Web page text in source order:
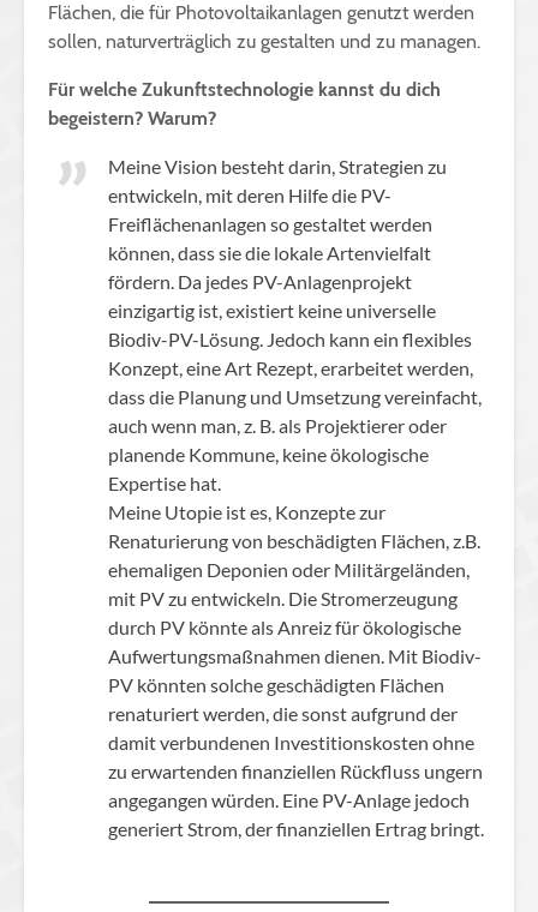
Flächen, die für Photovoltaikanlagen genutzt werden
sollen, naturverträglich zu gestalten und zu managen.
Für welche Zukunftstechnologie kannst du dich
begeistern? Warum?
Meine Vision besteht darin, Strategien zu
entwickeln, mit deren Hilfe die PV-
Freiflächenanlagen so gestaltet werden
können, dass sie die lokale Artenvielfalt
fördern. Da jedes PV-Anlagenprojekt
einzigartig ist, existiert keine universelle
Biodiv-PV-Lösung. Jedoch kann ein flexibles
Konzept, eine Art Rezept, erarbeitet werden,
dass die Planung und Umsetzung vereinfacht,
auch wenn man, z. B. als Projektierer oder
planende Kommune, keine ökologische
Expertise hat.
Meine Utopie ist es, Konzepte zur
Renaturierung von beschädigten Flächen, z.B.
ehemaligen Deponien oder Militärgeländen,
mit PV zu entwickeln. Die Stromerzeugung
durch PV könnte als Anreiz für ökologische
Aufwertungsmaßnahmen dienen. Mit Biodiv-
PV könnten solche geschädigten Flächen
renaturiert werden, die sonst aufgrund der
damit verbundenen Investitionskosten ohne
zu erwartenden finanziellen Rückfluss ungern
angegangen würden. Eine PV-Anlage jedoch
generiert Strom, der finanziellen Ertrag bringt.